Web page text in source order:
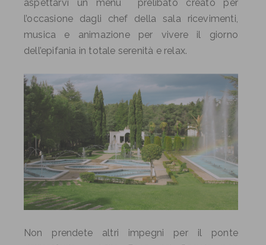
aspettarvi un menù prelibato creato per
l’occasione dagli chef della sala ricevimenti,
musica e animazione per vivere il giorno
dell’epifania in totale serenità e relax.
Non prendete altri impegni per il ponte